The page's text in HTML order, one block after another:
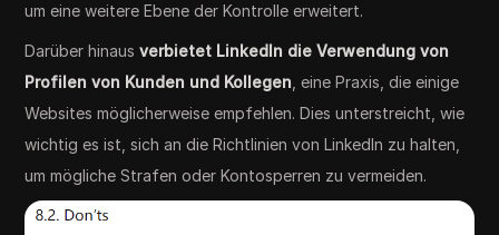
um eine weitere Ebene der Kontrolle erweitert.
Darüber hinausverbietet LinkedIn die Verwendung von
Profilen von Kunden und Kollegen , eine Praxis, die einige
Websites möglicherweise empfehlen. Dies unterstreicht, wie
wichtig es ist, sich an die Richtlinien von LinkedIn zu halten,
um mögliche Strafen oder Kontosperren zu vermeiden.